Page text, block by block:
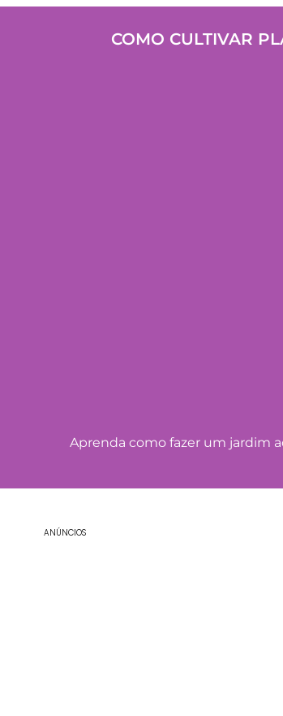
COMO CULTIVAR
Aprenda como fazer um jardim
ANÚNCIOS